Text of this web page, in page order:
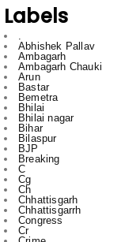
Ambagarh
Ambagarh Chauki
Bastar
Bemetra
Bhilai
Bhilai nagar
Bihar
Bilaspur
BJP
Breaking
C
Cg
Ch
Chhattisgarh
Chhattisgarrh
Congress
Cr
Crime
Delhi
Dhamdha
Durg
Durg Bakliwl